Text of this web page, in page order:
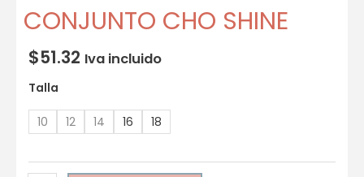
CONJUNTO CHO SHINE
$51.32 Iva incluido
Talla
10 12 14 16 18